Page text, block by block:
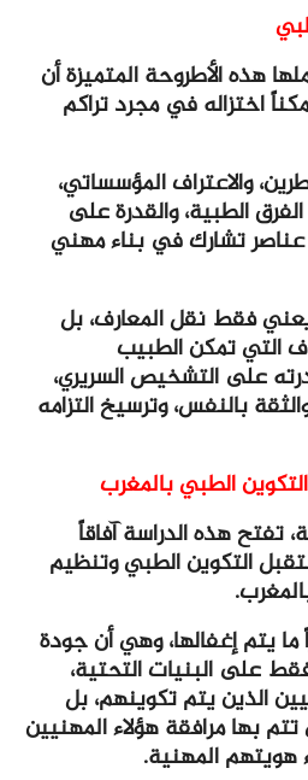
هذه الأطروحة المتميزة أن
اختزاله في مجرد تراكم
والاعتراف المؤسساتي،
الطبية، والقدرة على
عناصر تشارك في بناء مهني
فقط نقل المعارف، بل
التي تمكن الطبيب
على التشخيص السريري،
بالنفس، وترسيخ التزامه
الطبي بالمغرب
تفتح هذه الدراسة آفاقاً
التكوين الطبي وتنظيم
يتم إغفالها، وهي أن جودة
على البنيات التحتية،
الذين يتم تكوينهم، بل
بها مرافقة هؤلاء المهنيين
هويتهم المهنية.